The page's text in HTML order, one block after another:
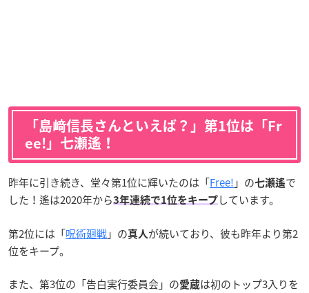
「島﨑信長さんといえば？」第1位は「Fr
ee!」七瀬遙！
昨年に引き続き、堂々第1位に輝いたのは「Free! 」の七瀬遙で
した！遙は2020年から3年連続で1位をキープ しています。
第2位には「呪術廻戦」の真人 が続いており、彼も昨年より第2
位をキープ。
また、第3位の「告白実行委員会」の愛蔵は初のトップ3入りを